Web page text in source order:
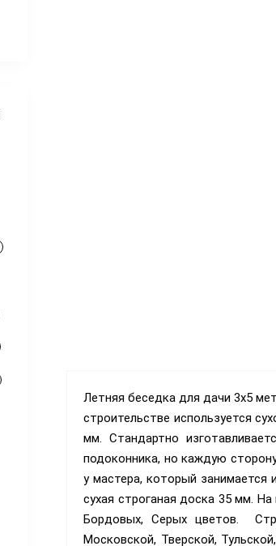
Летняя беседка для дачи 3х5
строительстве используется
мм. Стандартно
подоконника, но каждую
у мастера, который занимается
сухая строганая доска 35 мм.
Бордовых, Серых цветов.
Московской, Тверской,